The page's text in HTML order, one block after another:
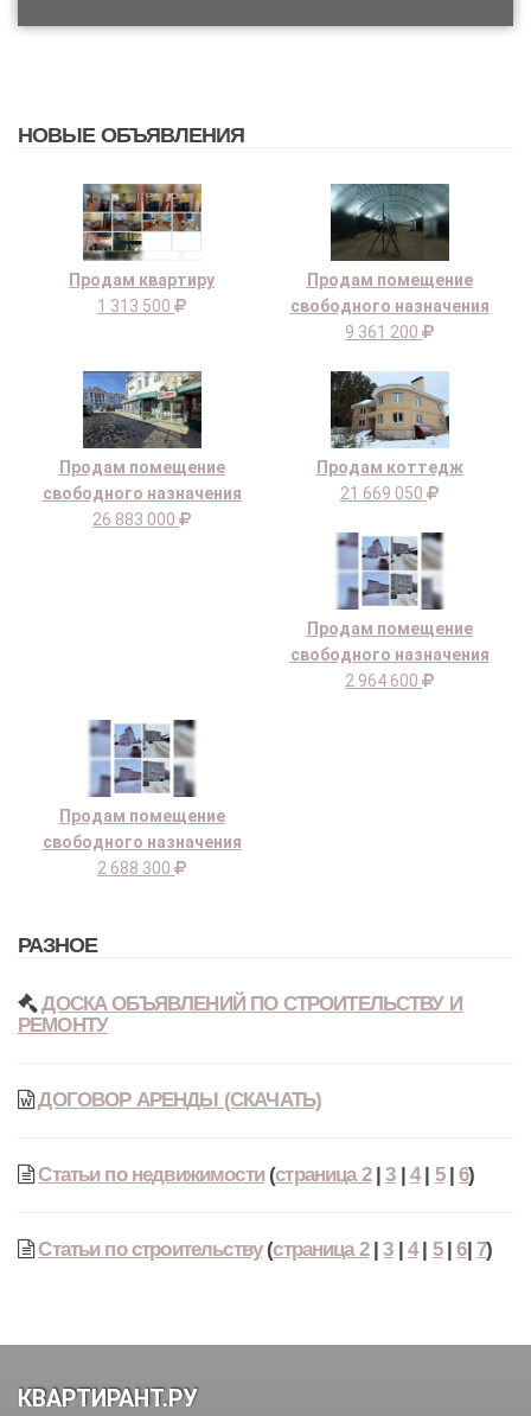
НОВЫЕ ОБЪЯВЛЕНИЯ
Продам квартиру
1 313 500
Продам помещение
свободного назначения
9 361 200
Продам помещение
свободного назначения
26 883 000
Продам коттедж
21 669 050
Продам помещение
свободного назначения
2 964 600
Продам помещение
свободного назначения
2 688 300
РАЗНОЕ
ДОСКА ОБЪЯВЛЕНИЙ ПО СТРОИТЕЛЬСТВУ И
РЕМОНТУ
ДОГОВОР АРЕНДЫ (СКАЧАТЬ)
Статьи по недвижимости(страница 2|3| 4| 5|6)
Статьи по строительству(страница 2|3|4| 5|6| 7)
КВАРТИРАНТ.РУ